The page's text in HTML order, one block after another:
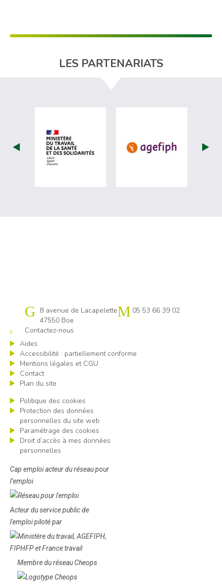
LES PARTENARIATS
visiter les site de Ministère du travail
visiter les
Cap emploi 47
8 avenue de Lacapelette
47550 Boe
05 53 66 39 02
Contactez-nous
Aides
Accessibilité : partiellement conforme
Mentions légales et CGU
Contact
Plan du site
Politique des cookies
Protection des données
personnelles du site web
Paramétrage des cookies
Droit d’accès à mes données
personnelles
Cap emploi acteur du réseau pour
l’emploi
Acteur du service public de
l'emploi piloté par
Membre du réseau Cheops